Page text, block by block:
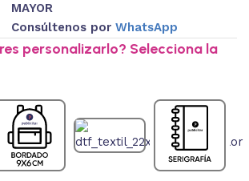
MAYOR
Consúltenos por WhatsApp
personalizarlo? Selecciona la